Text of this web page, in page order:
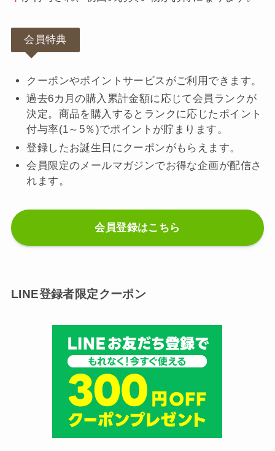
会員特典
クーポンやポイントサービスがご利用できます。
過去6カ月の購入累計金額に応じて会員ランクが
決定。商品を購入するとランクに応じたポイント
付与率(1～5％)でポイントが貯まります。
登録したお誕生日にクーポンがもらえます。
会員限定のメールマガジンでお得な企画が配信さ
れます。
会員登録はこちら
LINE登録者限定クーポン